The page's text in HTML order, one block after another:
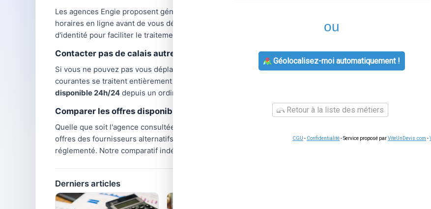
Les agences Engie proposent généralement des horaires d'ouverture du lundi au vendredi, avec parfois
horaires en ligne avant de vous déplacer, car certaines agences fonctionnent sur rendez-vous uniquement.
d'identité pour faciliter le traitement de votre demande.
Contacter pas de calais autrement
Si vous ne pouvez pas vous déplacer en agence, contact engiereste accessible par téléphone et via
courantes se traitent entièrement à distance : relevé de compteur, changement de coordonnées, demande
disponible 24h/24 depuis un ordinateur ou un smartphone, ce qui permet de gérer vos démarches à votre
Comparer les offres disponibles dans votre secteur
Quelle que soit l'agence consultée,
sont identiques sur tout le territoire pour un même
offres des fournisseurs alternatifs : TotalEnergies, Engie, Eni, Ohm Énergie ou Ekwateur proposent
réglementé. Notre comparatif indépendant vous aide à trouver le contrat le plus avantageux pour votre
Derniers articles